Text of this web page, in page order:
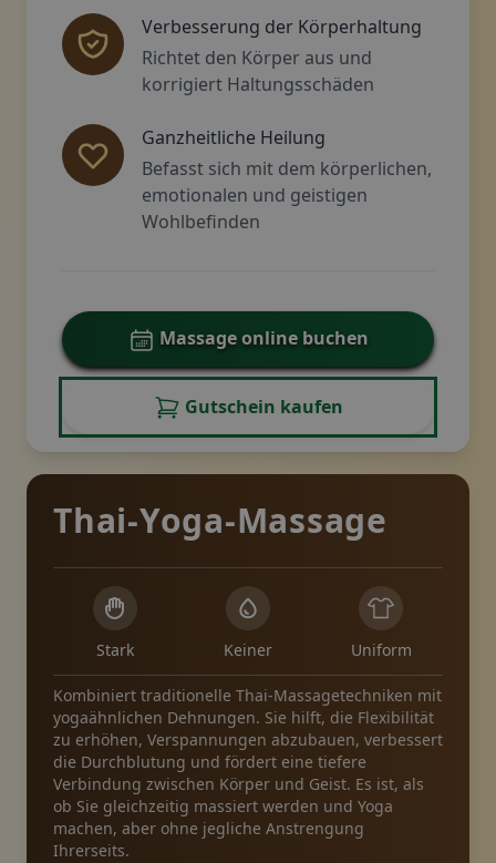
Verbesserung der Körperhaltung
Richtet den Körper aus und
korrigiert Haltungsschäden
Ganzheitliche Heilung
Befasst sich mit dem körperlichen,
emotionalen und geistigen
Wohlbefinden
Massage online buchen
Gutschein kaufen
Thai-Yoga-Massage
Stark Keiner Uniform
Kombiniert traditionelle Thai-Massagetechniken mit
yogaähnlichen Dehnungen. Sie hilft, die Flexibilität
zu erhöhen, Verspannungen abzubauen, verbessert
die Durchblutung und fördert eine tiefere
Verbindung zwischen Körper und Geist. Es ist, als
ob Sie gleichzeitig massiert werden und Yoga
machen, aber ohne jegliche Anstrengung
Ihrerseits.